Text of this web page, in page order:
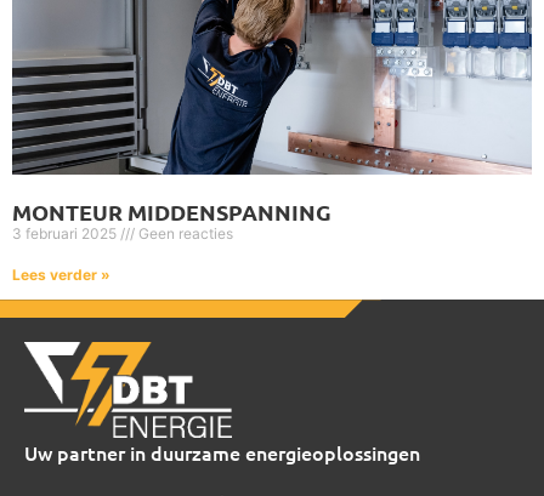
MONTEUR MIDDENSPANNING
3 februari 2025 Geen reacties
Lees verder »
Uw partner in duurzame energieoplossingen